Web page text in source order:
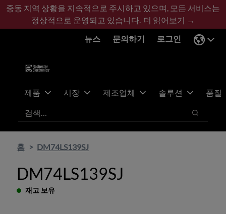
기
콘
바
글
중동 지역 상황을 지속적으로 주시하고 있으며, 모든 서비스는
정상적으로 운영되고 있습니다. 더 읽어보기 →
뉴스
문의하기 로그인
제품 시장 제조업체 솔루션
품질
검색
검색
홈 DM74LS139SJ
DM74LS139SJ
재고 보유